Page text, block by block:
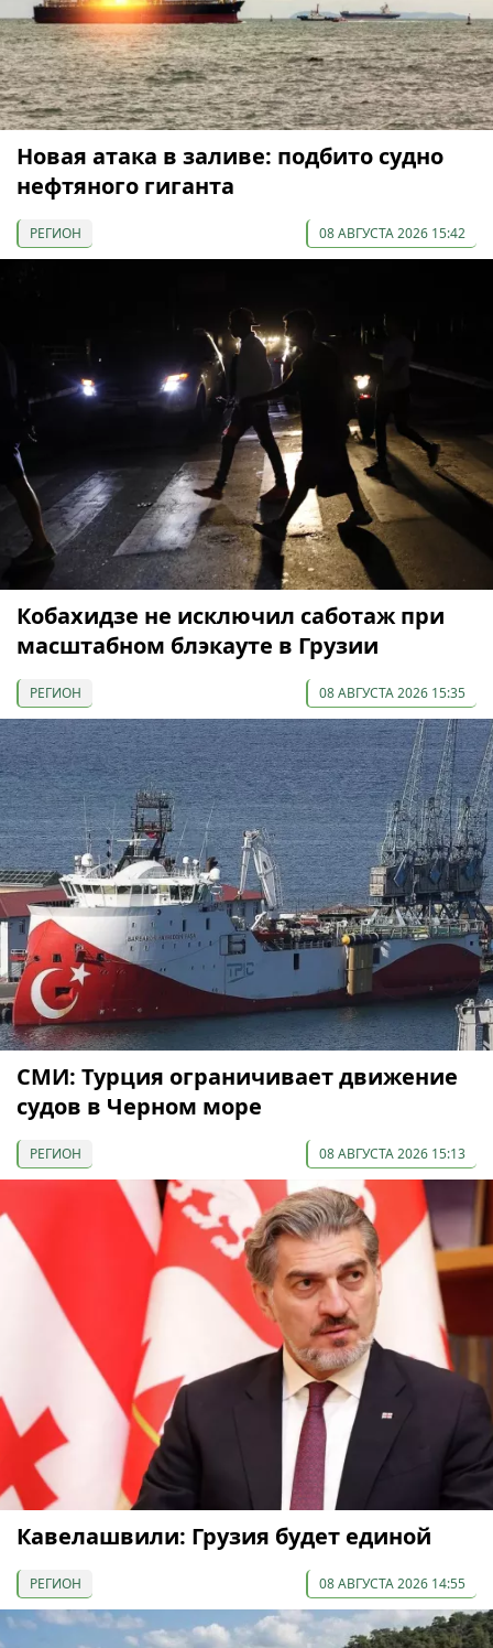
Новая атака в заливе: подбито судно
нефтяного гиганта
РЕГИОН 08 АВГУСТА 2026 15:42
Кобахидзе не исключил саботаж при
масштабном блэкауте в Грузии
РЕГИОН 08 АВГУСТА 2026 15:35
СМИ: Турция ограничивает движение
судов в Черном море
РЕГИОН 08 АВГУСТА 2026 15:13
Кавелашвили: Грузия будет единой
РЕГИОН 08 АВГУСТА 2026 14:55